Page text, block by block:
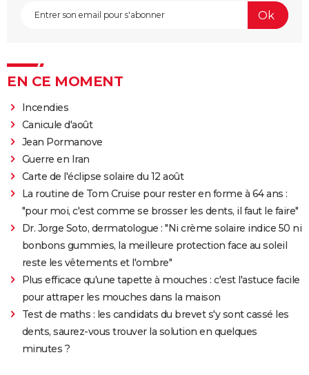
EN CE MOMENT
Incendies
Canicule d'août
Jean Pormanove
Guerre en Iran
Carte de l'éclipse solaire du 12 août
La routine de Tom Cruise pour rester en forme à 64 ans :
"pour moi, c'est comme se brosser les dents, il faut le faire"
Dr. Jorge Soto, dermatologue : "Ni crème solaire indice 50 ni
bonbons gummies, la meilleure protection face au soleil
reste les vêtements et l'ombre"
Plus efficace qu'une tapette à mouches : c'est l'astuce facile
pour attraper les mouches dans la maison
Test de maths : les candidats du brevet s'y sont cassé les
dents, saurez-vous trouver la solution en quelques
minutes ?